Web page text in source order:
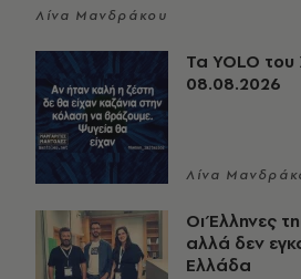
Λίνα Μανδράκου
Τα YOLO
08.08.2026
Λίνα
Οι Έλληνες
αλλά δεν
Ελλάδα